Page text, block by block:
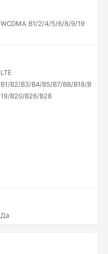
WCDMA B1/2/4/5/6/8/9/19
LTE
B1/B2/B3/B4/B5/B7/B8/B18/B
19/B20/B26/B28
Да